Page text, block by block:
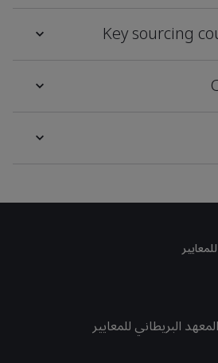
Key sourcing
البريطاني للمعايير